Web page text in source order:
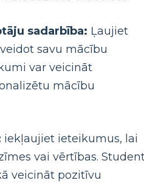
sadarbība: Ļaujiet
savu mācību
var veicināt
mācību
iekļaujiet ieteikumus, lai
vai vērtības.
veicināt pozitīvu